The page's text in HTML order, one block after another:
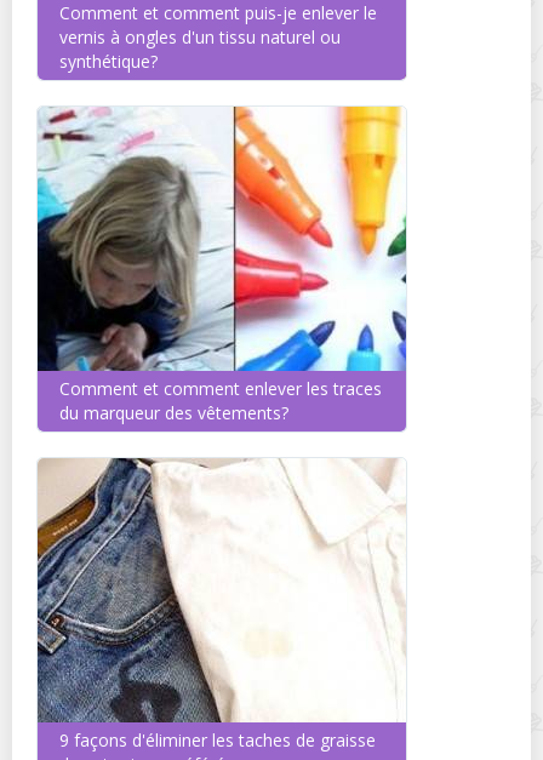
Comment et comment puis-je enlever le
vernis à ongles d'un tissu naturel ou
synthétique?
Comment et comment enlever les traces
du marqueur des vêtements?
9 façons d'éliminer les taches de graisse